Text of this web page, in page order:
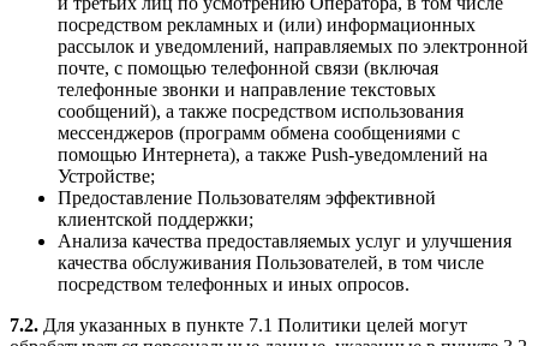
посредством рекламных и (или) информационных
рассылок и уведомлений, направляемых по электронной
почте, с помощью телефонной связи (включая
телефонные звонки и направление текстовых
сообщений), а также посредством использования
мессенджеров (программ обмена сообщениями с
помощью Интернета), а также Push-уведомлений на
Устройстве;
Предоставление Пользователям эффективной
клиентской поддержки;
Анализа качества предоставляемых услуг и улучшения
качества обслуживания Пользователей, в том числе
посредством телефонных и иных опросов.
7.2. Для указанных в пункте 7.1 Политики целей могут